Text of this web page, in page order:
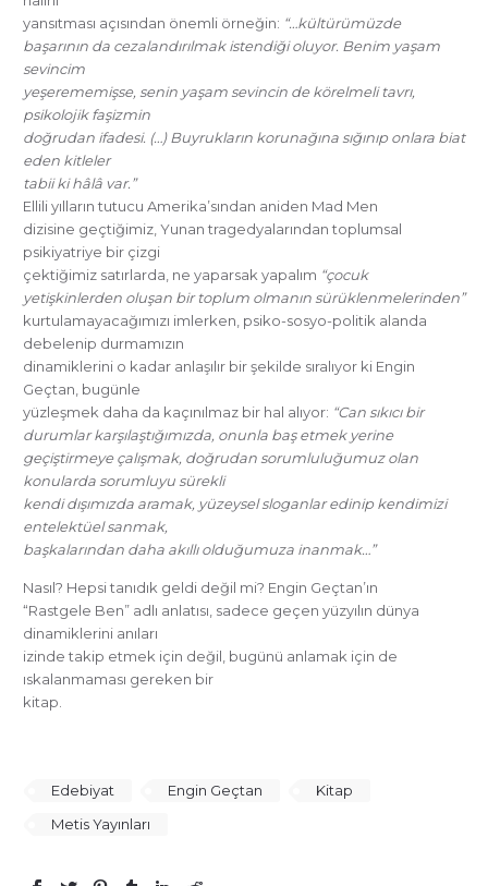
yansıtması açısından önemli örneğin: “…kültürümüzde
başarının da cezalandırılmak istendiği oluyor. Benim yaşam
sevincim
yeşerememişse, senin yaşam sevincin de körelmeli tavrı,
psikolojik faşizmin
doğrudan ifadesi. (…) Buyrukların korunağına sığınıp onlara biat
eden kitleler
tabii ki hâlâ var.”
Ellili yılların tutucu Amerika’sından aniden Mad Men
dizisine geçtiğimiz, Yunan tragedyalarından toplumsal
psikiyatriye bir çizgi
çektiğimiz satırlarda, ne yaparsak yapalım “çocuk
yetişkinlerden oluşan bir toplum olmanın sürüklenmelerinden”
kurtulamayacağımızı imlerken, psiko-sosyo-politik alanda
debelenip durmamızın
dinamiklerini o kadar anlaşılır bir şekilde sıralıyor ki Engin
Geçtan, bugünle
yüzleşmek daha da kaçınılmaz bir hal alıyor: “Can sıkıcı bir
durumlar karşılaştığımızda, onunla baş etmek yerine
geçiştirmeye çalışmak, doğrudan sorumluluğumuz olan
konularda sorumluyu sürekli
kendi dışımızda aramak, yüzeysel sloganlar edinip kendimizi
entelektüel sanmak,
başkalarından daha akıllı olduğumuza inanmak…”
Nasıl? Hepsi tanıdık geldi değil mi? Engin Geçtan’ın
“Rastgele Ben” adlı anlatısı, sadece geçen yüzyılın dünya
dinamiklerini anıları
izinde takip etmek için değil, bugünü anlamak için de
ıskalanmaması gereken bir
kitap.
Edebiyat Engin Geçtan
Kitap
Metis Yayınları